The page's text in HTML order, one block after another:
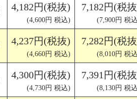
4,182円(税抜)
(4,600円 税込)
7,182円(税
(7,900円 税
4,237円(税抜)
(4,660円 税込)
7,282円(税
(8,010円 税
4,300円(税抜)
(4,730円 税込)
7,391円(税
(8,130円 税